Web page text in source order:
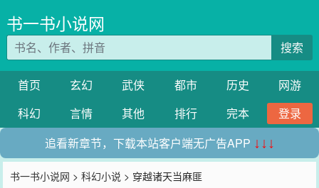
书一书小说网
搜索
首页 玄幻 武侠 都市 历史
网游
科幻
言情 其他 排行 完本
登录
追看新章节，下载本站客户端无广告APP ↓↓↓
书一书小说网 >科幻小说 > 穿越诸天当麻匪